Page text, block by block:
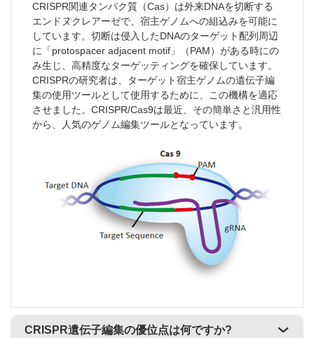
CRISPR関連タンパク質（Cas）は外来DNAを切断する
エンドヌクレアーゼで、宿主ゲノムへの組込みを可能に
しています。切断は侵入したDNAのターゲット配列周辺
に「protospacer adjacent motif」（PAM）がある時にの
み生じ、高精度なターゲッティングを確保しています。
CRISPRの研究者は、ターゲット宿主ゲノムの遺伝子編
集の使用ツールとして使用するために、この機構を適応
させました。CRISPR/Cas9は最近、その簡単さと汎用性
から、人気のゲノム編集ツールとなっています。
CRISPR遺伝子編集の優位点は何ですか?